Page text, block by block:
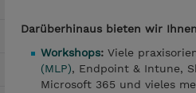
Darüberhinaus bieten wir
Workshops: Viele
(MLP), Endpoint & Intune,
Microsoft 365 und vieles